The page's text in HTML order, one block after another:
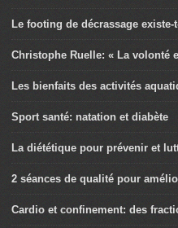
Le footing de décrassage existe-
Christophe Ruelle: « La volonté
Les bienfaits des activités
Sport santé: natation et diabète
La diététique pour prévenir et
2 séances de qualité pour
Cardio et confinement: des